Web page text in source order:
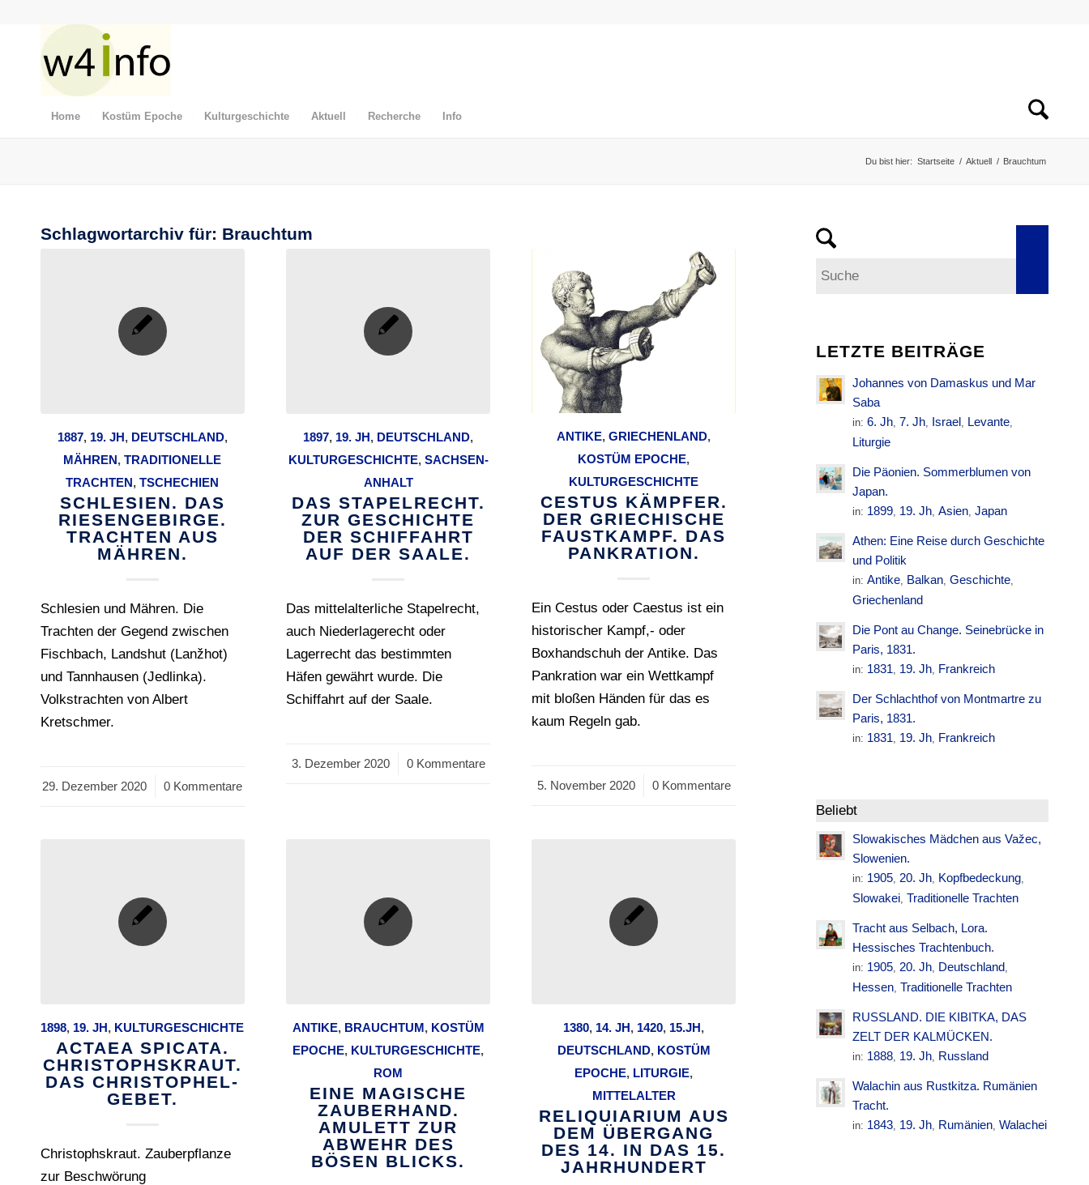
Home Kostüm Epoche Kulturgeschichte Aktuell Recherche Info
Du bist hier: Startseite / Aktuell / Brauchtum
Schlagwortarchiv für: Brauchtum
1887, 19. JH, DEUTSCHLAND,
MÄHREN,TRADITIONELLE
TRACHTEN,TSCHECHIEN
SCHLESIEN. DAS
RIESENGEBIRGE.
TRACHTEN AUS
MÄHREN.
Schlesien und Mähren. Die
Trachten der Gegend zwischen
Fischbach, Landshut (Lanžhot)
und Tannhausen (Jedlinka).
Volkstrachten von Albert
Kretschmer.
29. Dezember 2020
/ 0 Kommentare
1897, 19. JH, DEUTSCHLAND,
KULTURGESCHICHTE, SACHSEN-
ANHALT
DAS STAPELRECHT.
ZUR GESCHICHTE
DER SCHIFFAHRT
AUF DER SAALE.
Das mittelalterliche Stapelrecht,
auch Niederlagerecht oder
Lagerrecht das bestimmten
Häfen gewährt wurde. Die
Schiffahrt auf der Saale.
3. Dezember 2020
/ 0 Kommentare
ANTIKE,GRIECHENLAND,
KOSTÜM EPOCHE,
KULTURGESCHICHTE
CESTUS KÄMPFER.
DER GRIECHISCHE
FAUSTKAMPF. DAS
PANKRATION.
Ein Cestus oder Caestus ist ein
historischer Kampf,- oder
Boxhandschuh der Antike. Das
Pankration war ein Wettkampf
mit bloßen Händen für das es
kaum Regeln gab.
5. November 2020
/ 0 Kommentare
1898, 19. JH, KULTURGESCHICHTE
ACTAEA SPICATA.
CHRISTOPHSKRAUT.
DAS CHRISTOPHEL-
GEBET.
Christophskraut. Zauberpflanze
zur Beschwörung
ANTIKE, BRAUCHTUM, KOSTÜM
EPOCHE, KULTURGESCHICHTE,
ROM
EINE MAGISCHE
ZAUBERHAND.
AMULETT ZUR
ABWEHR DES
BÖSEN BLICKS.
1380, 14. JH, 1420, 15.JH,
DEUTSCHLAND, KOSTÜM
EPOCHE, LITURGIE,
MITTELALTER
RELIQUIARIUM AUS
DEM ÜBERGANG
DES 14. IN DAS 15.
JAHRHUNDERT
LETZTE BEITRÄGE
Johannes von Damaskus und Mar
Saba
in:6. Jh, 7. Jh, Israel, Levante,
Liturgie
Die Päonien. Sommerblumen von
Japan.
in: 1899, 19. Jh,Asien,Japan
Athen: Eine Reise durch Geschichte
und Politik
in:Antike, Balkan,Geschichte,
Griechenland
Die Pont au Change. Seinebrücke in
Paris, 1831.
in: 1831, 19. Jh, Frankreich
Der Schlachthof von Montmartre zu
Paris, 1831.
in: 1831, 19. Jh, Frankreich
Beliebt
Slowakisches Mädchen aus Važec,
Slowenien.
in: 1905,20. Jh, Kopfbedeckung,
Slowakei, Traditionelle Trachten
Tracht aus Selbach, Lora.
Hessisches Trachtenbuch.
in: 1905,20. Jh, Deutschland,
Hessen, Traditionelle Trachten
RUSSLAND. DIE KIBITKA, DAS
ZELT DER KALMÜCKEN.
in: 1888, 19. Jh, Russland
Walachin aus Rustkitza. Rumänien
Tracht.
in: 1843, 19. Jh, Rumänien,Walachei